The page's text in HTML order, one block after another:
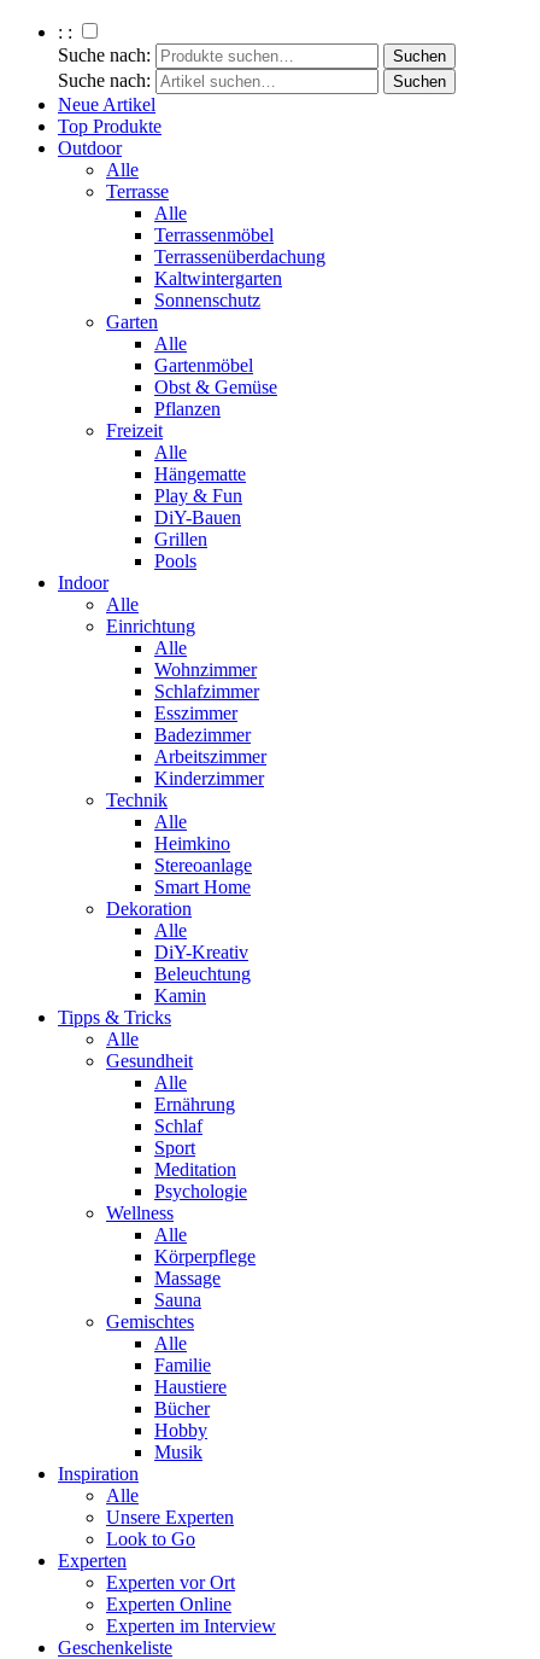
: :
Suche nach:
Suche nach:
Neue Artikel
Top Produkte
Outdoor
Alle
Terrasse
Alle
Terrassenmöbel
Terrassenüberdachung
Kaltwintergarten
Sonnenschutz
Garten
Alle
Gartenmöbel
Obst & Gemüse
Pflanzen
Freizeit
Alle
Hängematte
Play & Fun
DiY-Bauen
Grillen
Pools
Indoor
Alle
Einrichtung
Alle
Wohnzimmer
Schlafzimmer
Esszimmer
Badezimmer
Arbeitszimmer
Kinderzimmer
Technik
Alle
Heimkino
Stereoanlage
Smart Home
Dekoration
Alle
DiY-Kreativ
Beleuchtung
Kamin
Tipps & Tricks
Alle
Gesundheit
Alle
Ernährung
Schlaf
Sport
Meditation
Psychologie
Wellness
Alle
Körperpflege
Massage
Sauna
Gemischtes
Alle
Familie
Haustiere
Bücher
Hobby
Musik
Inspiration
Alle
Unsere Experten
Look to Go
Experten
Experten vor Ort
Experten Online
Experten im Interview
Geschenkeliste